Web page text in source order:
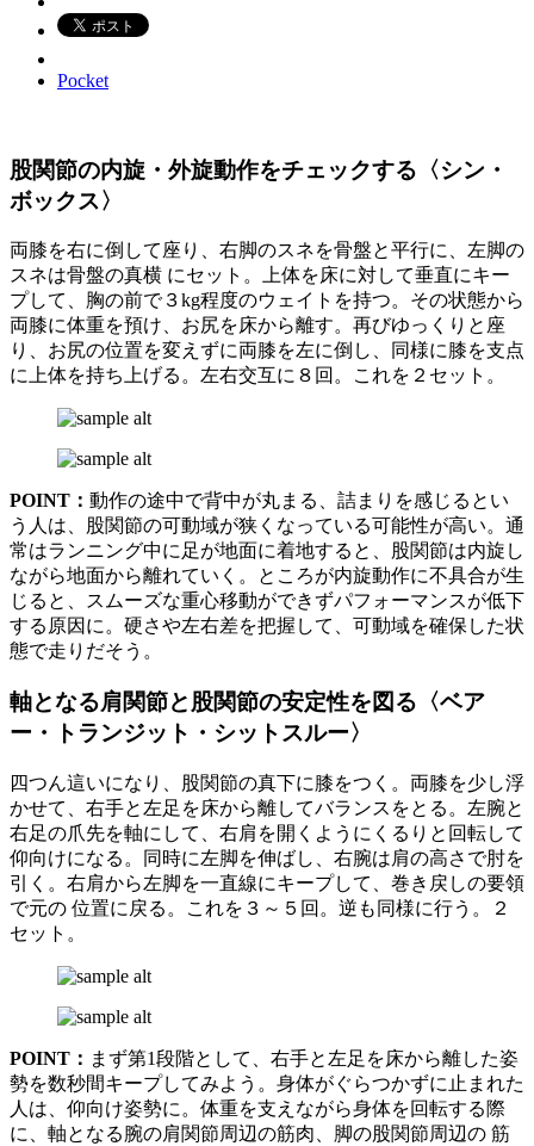
Pocket
股関節の内旋・外旋動作をチェックする〈シン・
ボックス〉
両膝を右に倒して座り、右脚のスネを骨盤と平行に、左脚の
スネは骨盤の真横 にセット。上体を床に対して垂直にキー
プして、胸の前で３kg程度のウェイトを持つ。その状態から
両膝に体重を預け、お尻を床から離す。再びゆっくりと座
り、お尻の位置を変えずに両膝を左に倒し、同様に膝を支点
に上体を持ち上げる。左右交互に８回。これを２セット。
POINT： 動作の途中で背中が丸まる、詰まりを感じるとい
う人は、股関節の可動域が狭くなっている可能性が高い。通
常はランニング中に足が地面に着地すると、股関節は内旋し
ながら地面から離れていく。ところが内旋動作に不具合が生
じると、スムーズな重心移動ができずパフォーマンスが低下
する原因に。硬さや左右差を把握して、可動域を確保した状
態で走りだそう。
軸となる肩関節と股関節の安定性を図る〈ベア
ー・トランジット・シットスルー〉
四つん這いになり、股関節の真下に膝をつく。両膝を少し浮
かせて、右手と左足を床から離してバランスをとる。左腕と
右足の爪先を軸にして、右肩を開くようにくるりと回転して
仰向けになる。同時に左脚を伸ばし、右腕は肩の高さで肘を
引く。右肩から左脚を一直線にキープして、巻き戻しの要領
で元の 位置に戻る。これを３～５回。逆も同様に行う。２
セット。
POINT： まず第1段階として、右手と左足を床から離した姿
勢を数秒間キープしてみよう。身体がぐらつかずに止まれた
人は、仰向け姿勢に。体重を支えながら身体を回転する際
に、軸となる腕の肩関節周辺の筋肉、脚の股関節周辺の 筋